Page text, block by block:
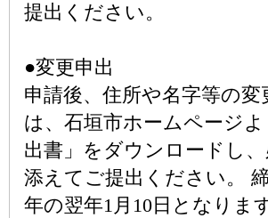
提出ください。
●変更申出
申請後、住所や名字等の変
は、石垣市ホームページ
出書」をダウンロードし
添えてご提出ください。
年の翌年1月10日となります